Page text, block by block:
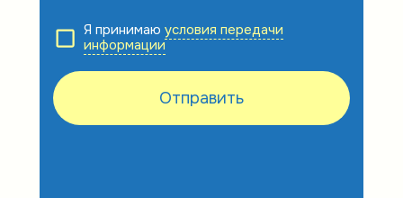
Я принимаю условия передачи
информации